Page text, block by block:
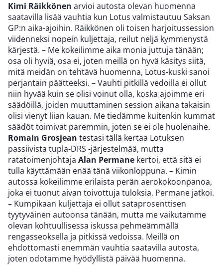
Kimi Räikkönen arvioi autosta olevan huomenna
saatavilla lisää vauhtia kun Lotus valmistautuu Saksan
GP:n aika-ajoihin. Räikkönen oli toisen harjoitussession
viidenneksi nopein kuljettaja, reilut neljä kymmenystä
kärjestä. – Me kokeilimme aika monia juttuja tänään;
osa oli hyviä, osa ei, joten meillä on hyvä käsitys siitä,
mitä meidän on tehtävä huomenna, Lotus-kuski sanoi
perjantain päätteeksi. – Vauhti pitkillä vedoilla ei ollut
niin hyvää kuin se olisi voinut olla, koska ajoimme eri
säädöillä, joiden muuttaminen session aikana takaisin
olisi vienyt liian kauan. Me tiedämme kuitenkin kummat
säädöt toimivat paremmin, joten se ei ole huolenaihe.
Romain Grosjean testasi tällä kertaa Lotuksen
passiivista tupla-DRS -järjestelmää, mutta
ratatoimenjohtaja Alan Permane kertoi, että sitä ei
tulla käyttämään enää tänä viikonloppuna. – Kimin
autossa kokeilimme erilaista perän aerokokoonpanoa,
joka ei tuonut aivan toivottuja tuloksia, Permane jatkoi.
– Kumpikaan kuljettaja ei ollut sataprosenttisen
tyytyväinen autoonsa tänään, mutta me vaikutamme
olevan kohtuullisessa iskussa pehmeämmällä
rengasseoksella ja pitkissä vedoissa. Meillä on
ehdottomasti enemmän vauhtia saatavilla autosta,
joten odotamme hyödyllistä päivää huomenna.